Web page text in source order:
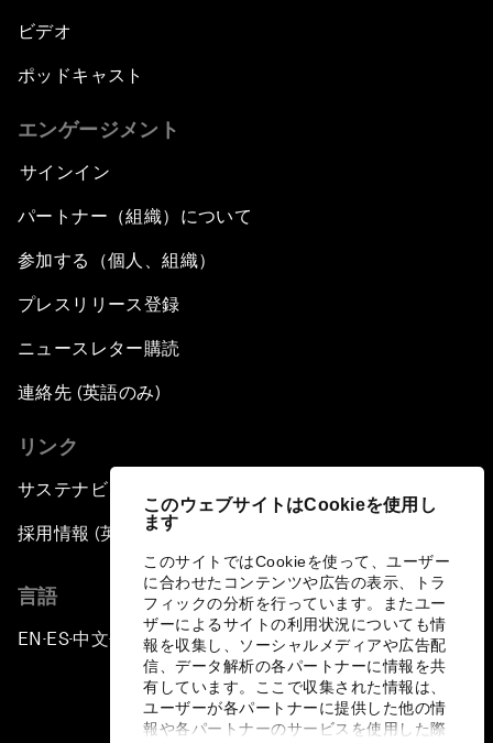
このウェブサイトはCookieを使用し
ます
このサイトではCookieを使って、ユーザー
に合わせたコンテンツや広告の表示、トラ
フィックの分析を行っています。またユー
ザーによるサイトの利用状況についても情
報を収集し、ソーシャルメディアや広告配
信、データ解析の各パートナーに情報を共
有しています。ここで収集された情報は、
ユーザーが各パートナーに提供した他の情
報や各パートナーのサービスを使用した際
ビデオ
ポッドキャスト
エンゲージメント
サインイン
パートナー（組織）について
参加する（個人、組織）
プレスリリース登録
ニュースレター購読
連絡先 (英語のみ)
リンク
サステナビリティへの取り組み
採用情報 (英語のみ)
言語
EN ▪ ES▪中文▪ 日本語